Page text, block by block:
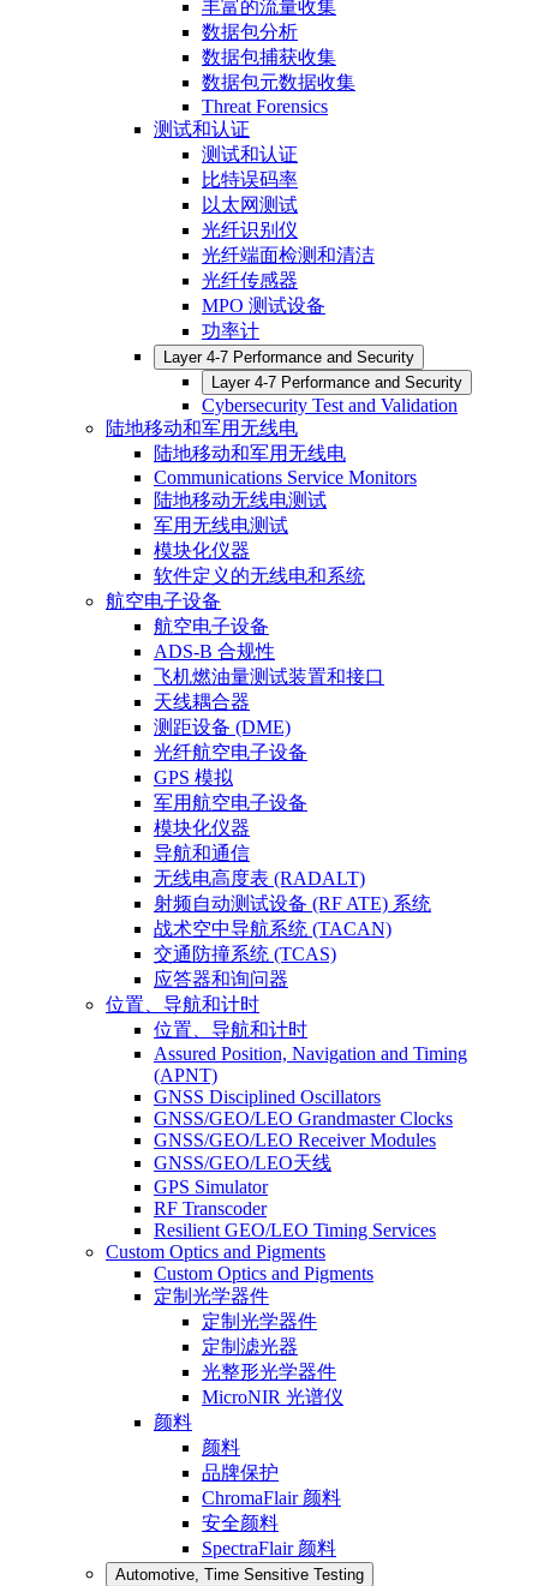
丰富的流量收集
数据包分析
数据包捕获收集
数据包元数据收集
Threat Forensics
测试和认证
测试和认证
比特误码率
以太网测试
光纤识别仪
光纤端面检测和清洁
光纤传感器
MPO 测试设备
功率计
Layer 4-7 Performance and Security
Layer 4-7 Performance and Security
Cybersecurity Test and Validation
陆地移动和军用无线电
陆地移动和军用无线电
Communications Service Monitors
陆地移动无线电测试
军用无线电测试
模块化仪器
软件定义的无线电和系统
航空电子设备
航空电子设备
ADS-B 合规性
飞机燃油量测试装置和接口
天线耦合器
测距设备 (DME)
光纤航空电子设备
GPS 模拟
军用航空电子设备
模块化仪器
导航和通信
无线电高度表 (RADALT)
射频自动测试设备 (RF ATE) 系统
战术空中导航系统 (TACAN)
交通防撞系统 (TCAS)
应答器和询问器
位置、导航和计时
位置、导航和计时
Assured Position, Navigation and Timing
(APNT)
GNSS Disciplined Oscillators
GNSS/GEO/LEO Grandmaster Clocks
GNSS/GEO/LEO Receiver Modules
GNSS/GEO/LEO天线
GPS Simulator
RF Transcoder
Resilient GEO/LEO Timing Services
Custom Optics and Pigments
Custom Optics and Pigments
定制光学器件
定制光学器件
定制滤光器
光整形光学器件
MicroNIR 光谱仪
颜料
颜料
品牌保护
ChromaFlair 颜料
安全颜料
SpectraFlair 颜料
Automotive, Time Sensitive Testing